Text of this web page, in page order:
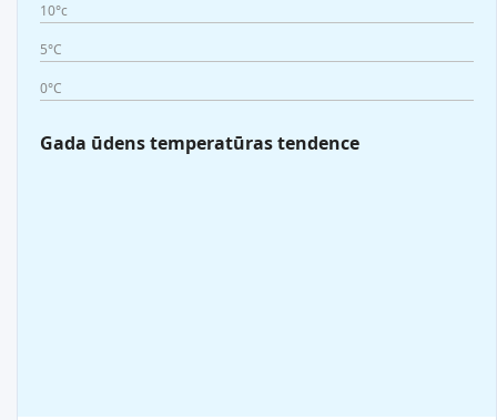
10°c
5°C
0°C
Gada ūdens temperatūras tendence